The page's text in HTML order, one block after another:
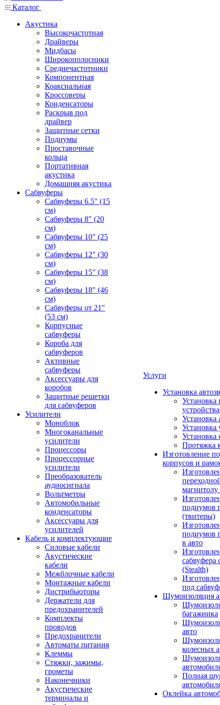
Каталог
Акустика
Высокочастотная
Драйверы
Мидбасы
Широкополосники
Среднечастотники
Компонентная
Коаксиальная
Кроссоверы
Конденсаторы
Раскрыв под
драйвер
Защитные сетки
Подиумы
Проставочные
кольца
Портативная
акустика
Домашняя акустика
Сабвуферы
Сабвуферы 6.5" (15
см)
Сабвуферы 8" (20
см)
Сабвуферы 10" (25
см)
Сабвуферы 12" (30
см)
Сабвуферы 15" (38
см)
Сабвуферы 18" (46
см)
Сабвуферы от 21"
(53 см)
Корпусные
сабвуферы
Короба для
сабвуферов
Активные
сабвуферы
Аксессуары для
коробов
Защитные решетки
для сабвуферов
Усилители
Моноблок
Многоканальные
усилители
Процессоры
Процессорные
усилители
Преобразователь
аудиосигнала
Вольтметры
Автомобильные
конденсаторы
Аксессуары для
усилителей
Кабель и комплектующие
Силовые кабели
Акустические
кабели
Межблочные кабели
Монтажные кабели
Дистрибьюторы
Держатели для
предохранителей
Комплекты
проводов
Предохранители
Автоматы питания
Клеммы
Стяжки, зажимы,
грометы
Наконечники
Акустические
терминалы и
Услуги
Установка
Установка
устройства
Установка
Установка
Установка
Протяжка
Изготовление
корпусов и
подиумов
(твитеры)
подиумов
в авто
сабвуфера
(Stealth)
под
Шумоизоляция
багажника
авто
колесных
Полная
Оклейка